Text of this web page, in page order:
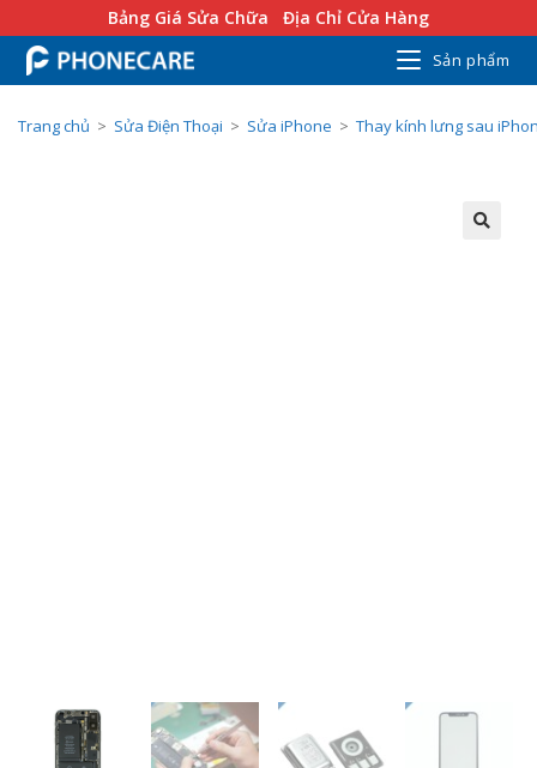
Bảng Giá Sửa Chữa Địa Chỉ Cửa Hàng
Sản phẩm
Trang chủ > Sửa Điện Thoại > Sửa iPhone > Thay kính lưng sau